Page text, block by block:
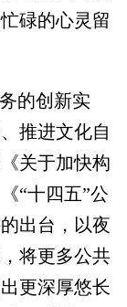
碌的心灵留
的创新实
推进文化自
关于加快构
“十四五”公
出台，以夜
将更多公共
更深厚悠长